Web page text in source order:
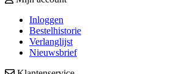
Inloggen
Bestelhistorie
Verlanglijst
Nieuwsbrief